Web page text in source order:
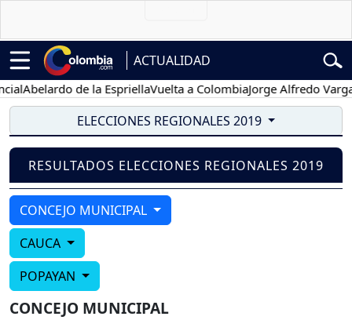
ACTUALIDAD
Abelardo de la EspriellaVuelta a ColombiaJorge Alfredo Vargas
ELECCIONES REGIONALES 2019
RESULTADOS ELECCIONES REGIONALES 2019
CONCEJO MUNICIPAL
CAUCA
POPAYAN
CONCEJO MUNICIPAL